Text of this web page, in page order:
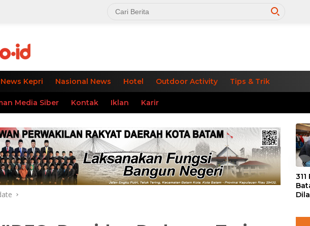
News Kepri Nasional News Hotel Outdoor Activity Tips & Trik
Media Siber Kontak Iklan Karir
«